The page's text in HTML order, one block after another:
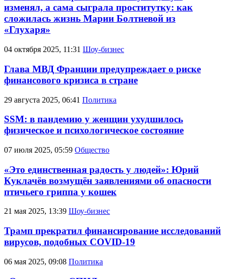
изменял, а сама сыграла проститутку: как
сложилась жизнь Марии Болтневой из
«Глухаря»
04 октября 2025, 11:31 Шоу-бизнес
Глава МВД Франции предупреждает о риске
финансового кризиса в стране
29 августа 2025, 06:41 Политика
SSM: в пандемию у женщин ухудшилось
физическое и психологическое состояние
07 июля 2025, 05:59 Общество
«Это единственная радость у людей»: Юрий
Куклачёв возмущён заявлениями об опасности
птичьего гриппа у кошек
21 мая 2025, 13:39 Шоу-бизнес
Трамп прекратил финансирование исследований
вирусов, подобных COVID-19
06 мая 2025, 09:08 Политика